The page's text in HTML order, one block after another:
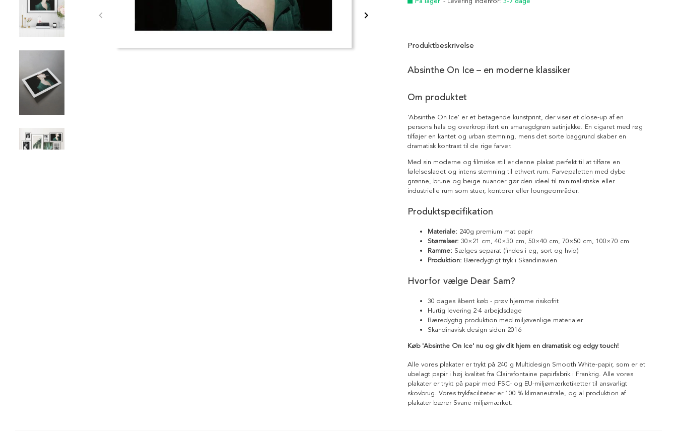
Produktbeskrivelse
Absinthe On Ice – en moderne klassiker
Om produktet
'Absinthe On Ice' er et betagende kunstprint, der viser et close-up af en
persons hals og overkrop iført en smaragdgrøn satinjakke. En cigaret med røg
tilføjer en kantet og urban stemning, mens det sorte baggrund skaber en
dramatisk kontrast til de rige farver.
Med sin moderne og filmiske stil er denne plakat perfekt til at tilføre en
følelsesladet og intens stemning til ethvert rum. Farvepaletten med dybe
grønne, brune og beige nuancer gør den ideel til minimalistiske eller
industrielle rum som stuer, kontorer eller loungeområder.
Produktspecifikation
Materiale: 240g premium mat papir
Størrelser: 30×21 cm, 40×30 cm, 50×40 cm, 70×50 cm, 100×70 cm
Ramme: Sælges separat (findes i eg, sort og hvid)
Produktion: Bæredygtigt tryk i Skandinavien
Hvorfor vælge Dear Sam?
30 dages åbent køb - prøv hjemme risikofrit
Hurtig levering 2-4 arbejdsdage
Bæredygtig produktion med miljøvenlige materialer
Skandinavisk design siden 2016
Køb 'Absinthe On Ice' nu og giv dit hjem en dramatisk og edgy touch!
Alle vores plakater er trykt på 240 g Multidesign Smooth White-papir, som er et
ubelagt papir i høj kvalitet fra Clairefontaine papirfabrik i Frankrig. Alle vores
plakater er trykt på papir med FSC- og EU-miljømærketiketter til ansvarligt
skovbrug. Vores trykfaciliteter er 100 % klimaneutrale, og al produktion af
plakater bærer Svane-miljømærket.